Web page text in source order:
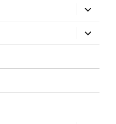
раскрыть
дочернее
меню
раскрыть
дочернее
меню